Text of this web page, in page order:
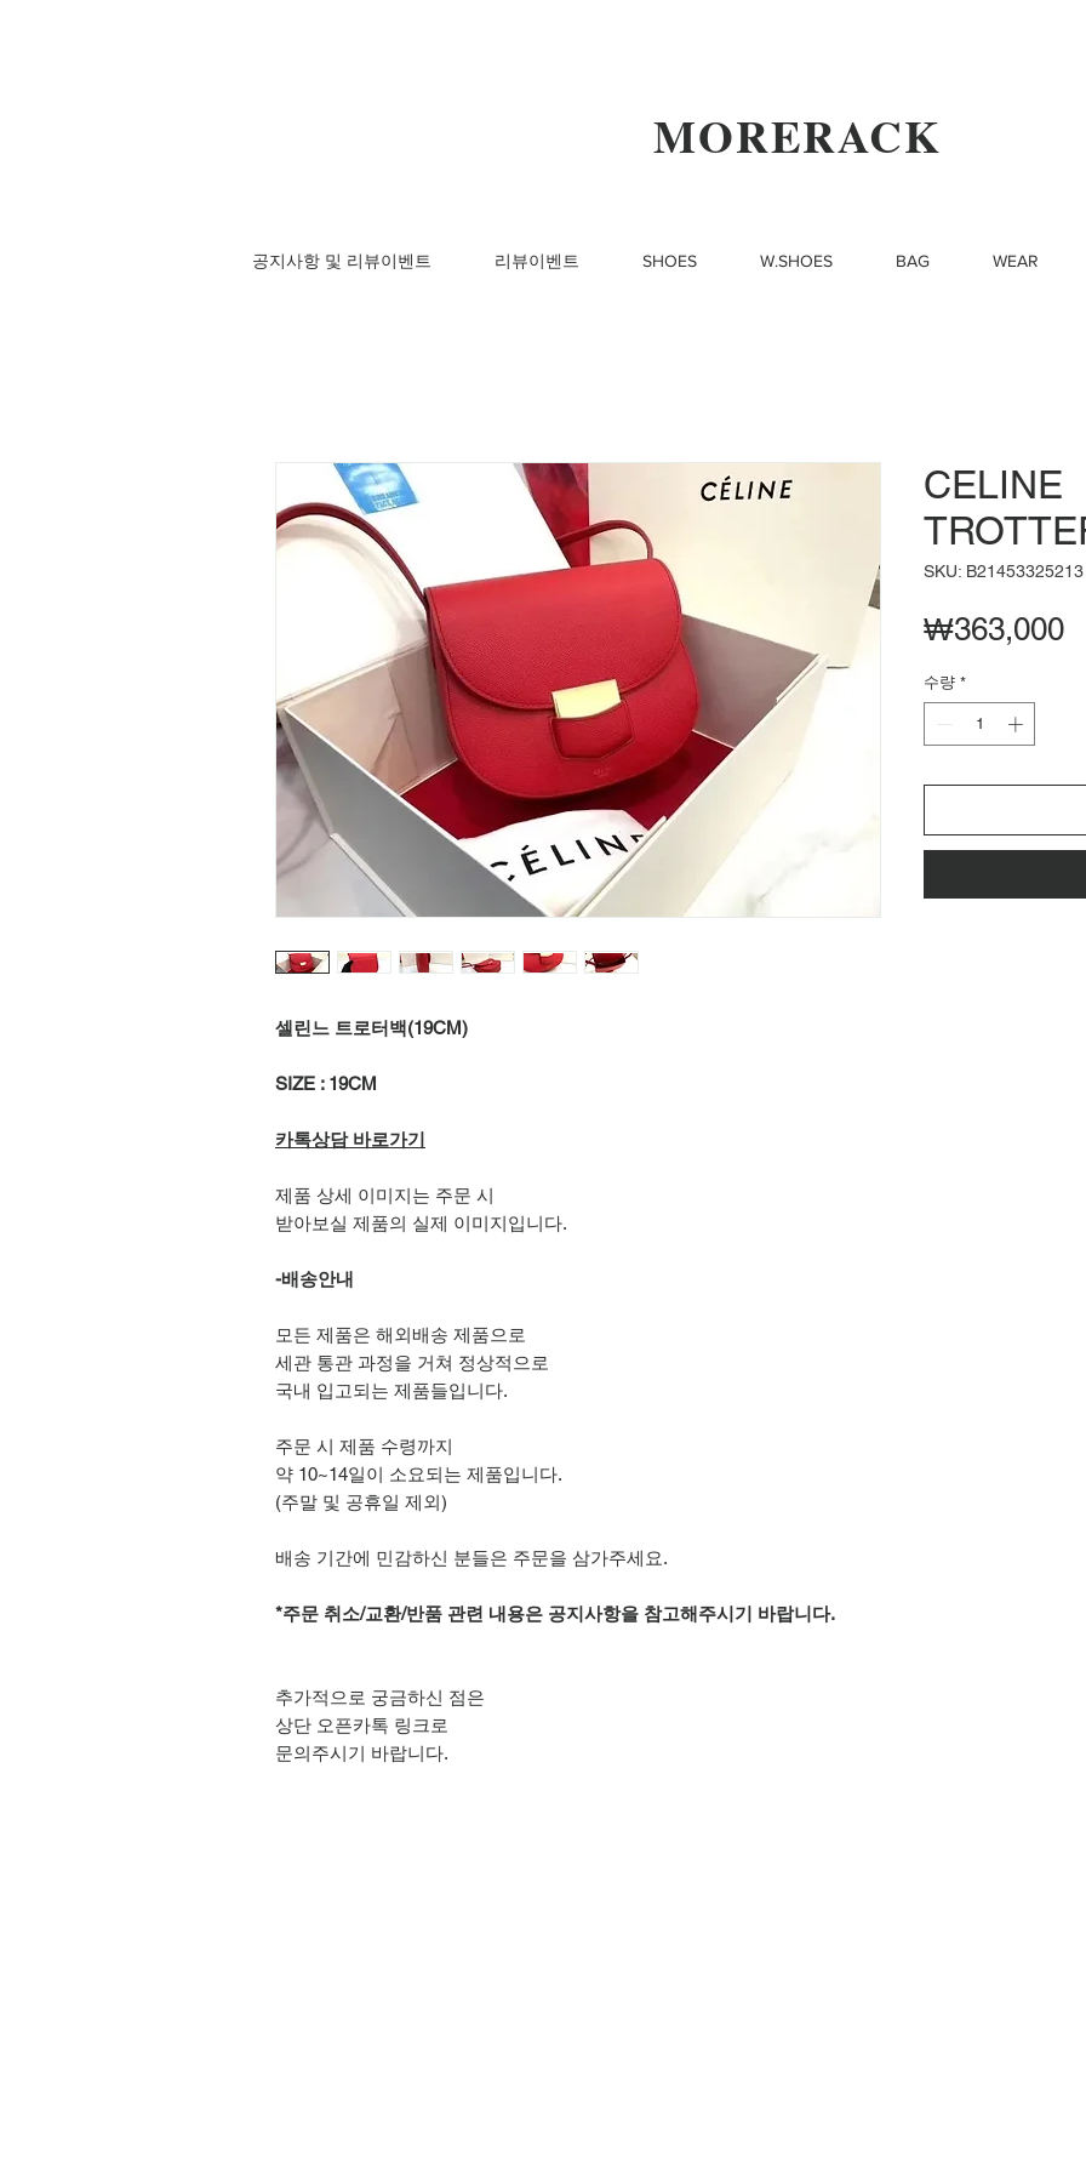
MORERACK
공지사항 및 리뷰이벤트 리뷰이벤트 SHOES W.SHOES BAG WEAR
셀린느 트로터백(19CM)
SIZE : 19CM
카톡상담 바로가기
제품 상세 이미지는 주문 시
받아보실 제품의 실제 이미지입니다.
-배송안내
모든 제품은 해외배송 제품으로
세관 통관 과정을 거쳐 정상적으로
국내 입고되는 제품들입니다.
주문 시 제품 수령까지
약 10~14일이 소요되는 제품입니다.
(주말 및 공휴일 제외)
배송 기간에 민감하신 분들은 주문을 삼가주세요.
*주문 취소/교환/반품 관련 내용은 공지사항을 참고해주시기 바랍니다.
추가적으로 궁금하신 점은
상단 오픈카톡 링크로
문의주시기 바랍니다.
CELINE
SKU: B21453325213
₩363,000가
수량 *